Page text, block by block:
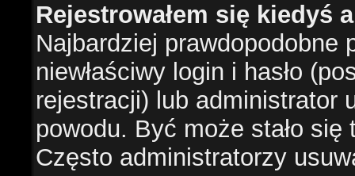
Rejestrowałem się kiedyś
Najbardziej prawdopodobne
niewłaściwy login i hasło
rejestracji) lub administrator
powodu. Być może stało
Często administratorzy